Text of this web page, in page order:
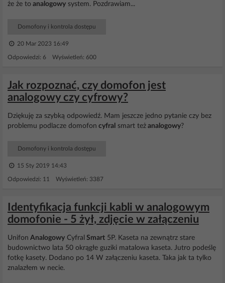
że że to analogowy system. Pozdrawiam...
Domofony i kontrola dostępu
20 Mar 2023 16:49
Odpowiedzi: 6 Wyświetleń: 600
Jak rozpoznać, czy domofon jest
analogowy czy cyfrowy?
Dziękuję za szybką odpowiedź. Mam jeszcze jedno pytanie czy bez
problemu podlacze domofon cyfral smart też analogowy?
Domofony i kontrola dostępu
15 Sty 2019 14:43
Odpowiedzi: 11 Wyświetleń: 3387
Identyfikacja funkcji kabli w analogowym
domofonie - 5 żył, zdjęcie w załączeniu
Unifon Analogowy Cyfral Smart 5P. Kaseta na zewnątrz stare
budownictwo lata 50 okrągłe guziki matalowa kaseta. Jutro podeślę
fotkę kasety. Dodano po 14 W załączeniu kaseta. Taka jak ta tylko
znalazłem w necie.